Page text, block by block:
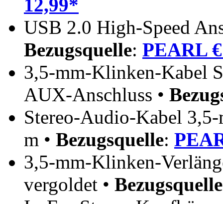
12,99*
USB 2.0 High-Speed
Bezugsquelle: PEARL
3,5-mm-Klinken-Kabel
AUX-Anschluss •
Stereo-Audio-Kabel
m • Bezugsquelle:
3,5-mm-Klinken-
vergoldet • Bezugsquelle